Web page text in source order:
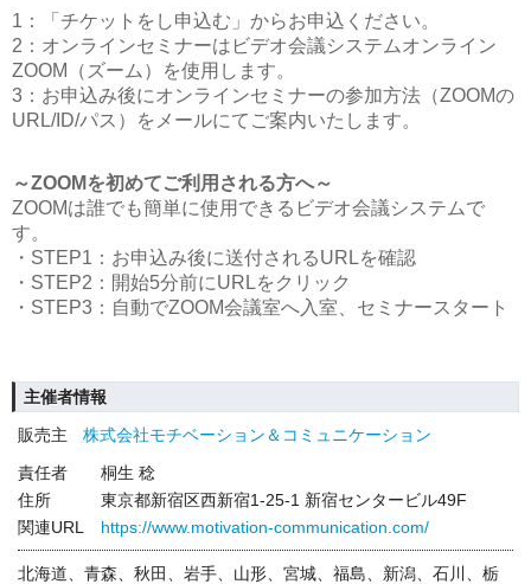
1：「チケットをし申込む」からお申込ください。
2：オンラインセミナーはビデオ会議システムオンライン
ZOOM（ズーム）を使用します。
3：お申込み後にオンラインセミナーの参加方法（ZOOMの
URL/ID/パス）をメールにてご案内いたします。
～ZOOMを初めてご利用される方へ～
ZOOMは誰でも簡単に使用できるビデオ会議システムで
す。
・STEP1：お申込み後に送付されるURLを確認
・STEP2：開始5分前にURLをクリック
・STEP3：自動でZOOM会議室へ入室、セミナースタート
主催者情報
販売主
株式会社モチベーション＆コミュニケーション
責任者
桐生 稔
住所
東京都新宿区西新宿1-25-1 新宿センタービル49F
関連URL
https://www.motivation-communication.com/
北海道、青森、秋田、岩手、山形、宮城、福島、新潟、石川、栃